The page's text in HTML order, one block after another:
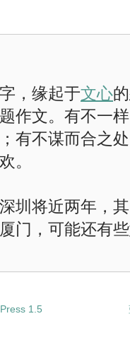
，缘起于文心
作文。有不一
有不谋而合之
。
将近两年，其
门，可能还有
1.5